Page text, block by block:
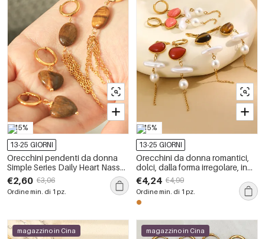
-15%
13-25 GIORNI
Orecchini pendenti da donna
Simple Series Daily Heart Nassel
in acciaio inossidabile color oro
impermeabile con pietra
naturale
€2,60 €3,06
Ordine min. di 1 pz.
-15%
13-25 GIORNI
Orecchini da donna romantici,
dolci, dalla forma irregolare, in
acciaio inossidabile,
impermeabili, color oro, con
pietre naturali.
€4,24 €4,99
Ordine min. di 1 pz.
magazzino in Cina magazzino in Cina